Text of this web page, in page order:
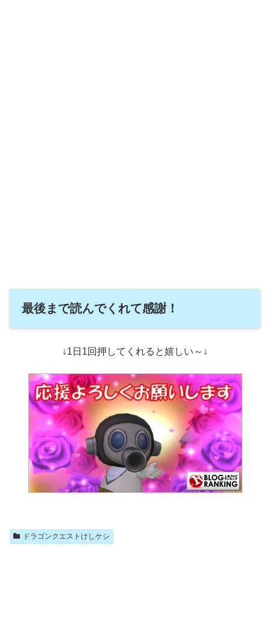
最後まで読んでくれて感謝！
↓1日1回押してくれると嬉しい～↓
ドラゴンクエストけしケシ